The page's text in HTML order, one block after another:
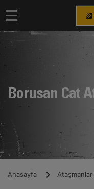
Borusan Cat
Anasayfa Ataşmanlar